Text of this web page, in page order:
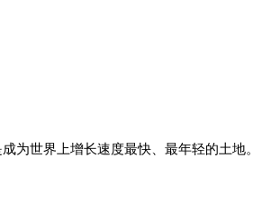
为世界上增长速度最快、最年轻的土地。